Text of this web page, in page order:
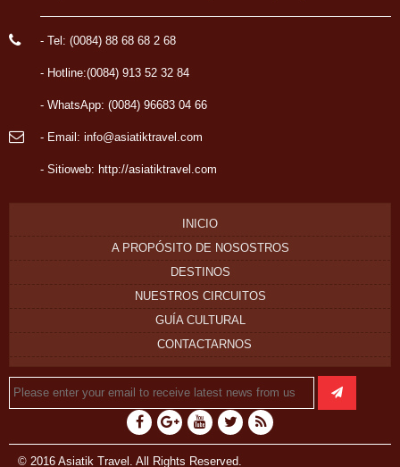
- Tel: (0084) 88 68 68 2 68
- Hotline:(0084) 913 52 32 84
- WhatsApp: (0084) 96683 04 66
- Email: info@asiatiktravel.com
- Sitioweb: http://asiatiktravel.com
INICIO
A PROPÓSITO DE NOSOSTROS
DESTINOS
NUESTROS CIRCUITOS
GUÍA CULTURAL
CONTACTARNOS
© 2016 Asiatik Travel. All Rights Reserved.